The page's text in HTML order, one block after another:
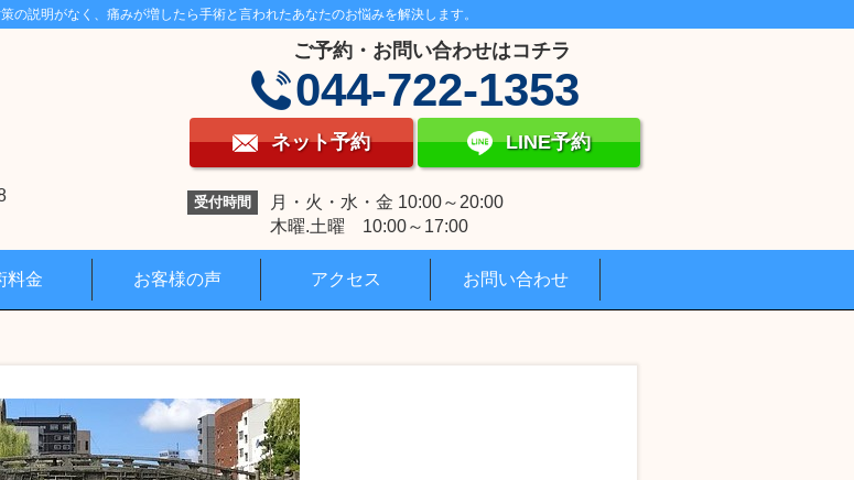
の説明がなく、痛みが増したら手術と言われたあなたのお悩みを解決します。
ご予約・お問い合わせはコチラ
044-722-1353
ネット予約 LINE予約
受付時間
月・火・水・金 10:00～20:00
木曜.土曜 10:00～17:00
料金 お客様の声 アクセス お問い合わせ